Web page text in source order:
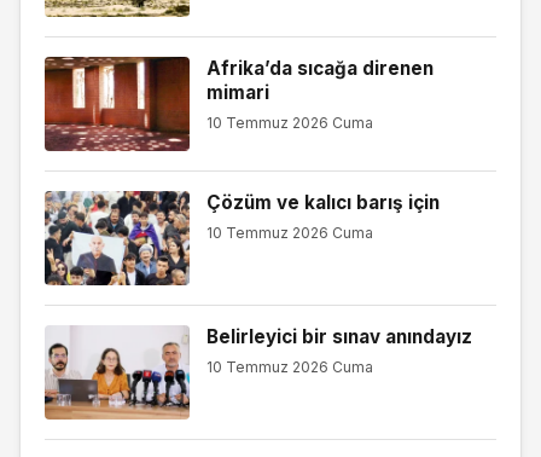
Afrika’da sıcağa direnen
mimari
10 Temmuz 2026 Cuma
Çözüm ve kalıcı barış için
10 Temmuz 2026 Cuma
Belirleyici bir sınav anındayız
10 Temmuz 2026 Cuma